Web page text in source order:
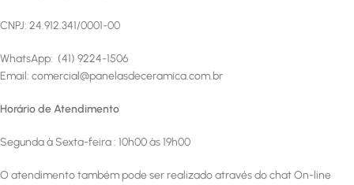
CNPJ: 24.912.341/0001-00
WhatsApp: (41) 9224-1506
Email: comercial@panelasdeceramica.com.br
Horário de Atendimento
Segunda à Sexta-feira : 10h00 às 19h00
O atendimento também pode ser realizado através do chat On-line